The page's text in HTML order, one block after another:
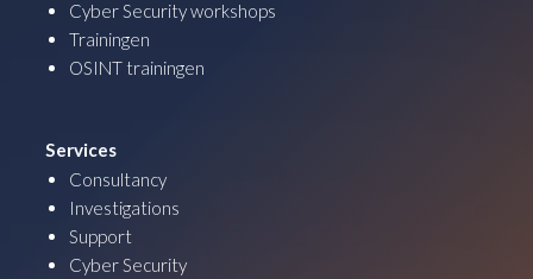
Cyber Security workshops
Trainingen
OSINT trainingen
Services
Consultancy
Investigations
Support
Cyber Security